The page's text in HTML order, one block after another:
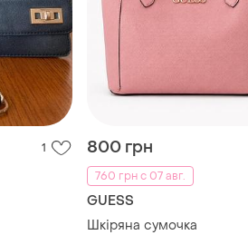
1 800 грн
760 грн с 07 авг.
GUESS
Шкіряна сумочка